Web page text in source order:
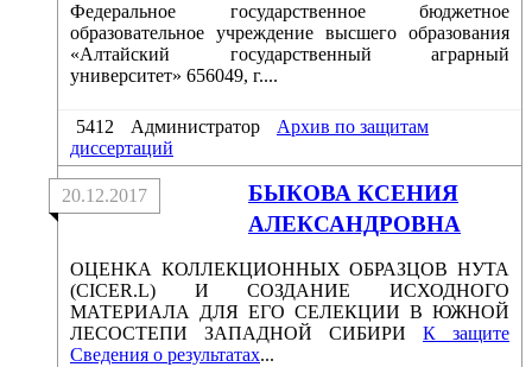
Федеральное государственное бюджетное
образовательное учреждение высшего образования
«Алтайский государственный аграрный
университет» 656049, г....
5412 Администратор
Архив по защитам
диссертаций
БЫКОВА КСЕНИЯ
АЛЕКСАНДРОВНА
20.12.2017
ОЦЕНКА КОЛЛЕКЦИОННЫХ ОБРАЗЦОВ НУТА
(CICER.L) И СОЗДАНИЕ ИСХОДНОГО
МАТЕРИАЛА ДЛЯ ЕГО СЕЛЕКЦИИ В ЮЖНОЙ
ЛЕСОСТЕПИ ЗАПАДНОЙ СИБИРИ К защите
Сведения о результатах...